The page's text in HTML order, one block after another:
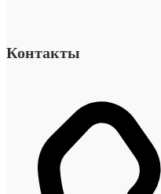
Контакты